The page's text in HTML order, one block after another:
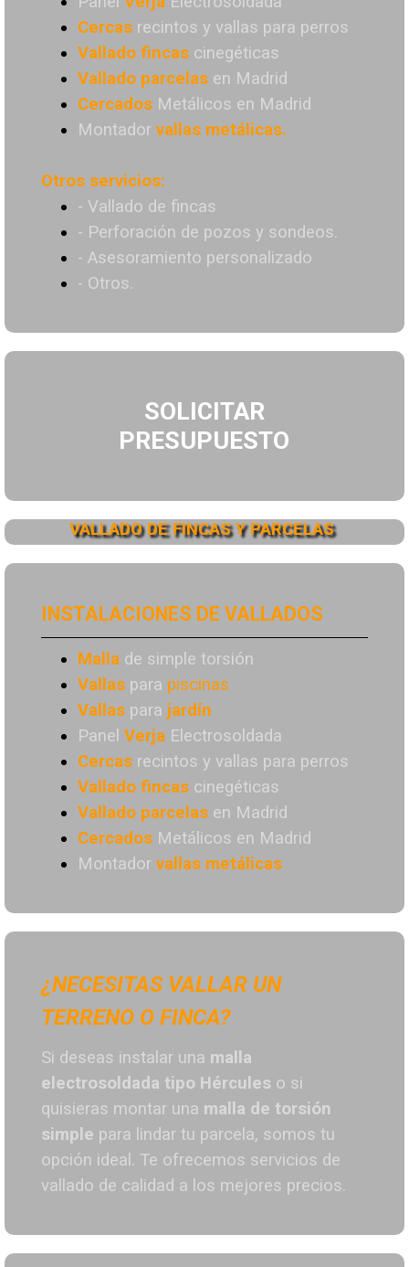
Cercas recintos y vallas para perros
Vallado fincas cinegéticas
Vallado parcelas en Madrid
Cercados Metálicos en Madrid
Montador vallas metálicas.
Otros servicios:
- Vallado de fincas
- Perforación de pozos y sondeos.
- Asesoramiento personalizado
- Otros.
SOLICITAR
PRESUPUESTO
VALLADO DE FINCAS Y PARCELAS
INSTALACIONES DE VALLADOS
Malla de simple torsión
Vallas para piscinas
Vallas para jardín
Panel Verja Electrosoldada
Cercas recintos y vallas para perros
Vallado fincas cinegéticas
Vallado parcelas en Madrid
Cercados Metálicos en Madrid
Montador vallas metálicas
¿NECESITAS VALLAR UN
TERRENO O FINCA?
Si deseas instalar una malla
electrosoldada tipo Hércules o si
quisieras montar una malla de torsión
simple para lindar tu parcela, somos tu
opción ideal. Te ofrecemos servicios de
vallado de calidad a los mejores precios.